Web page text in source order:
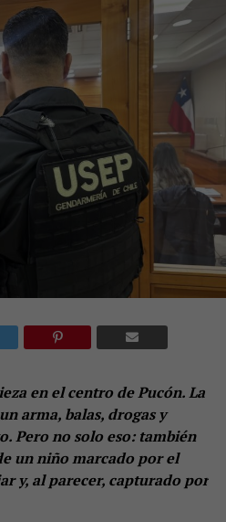
en el centro de Pucón. La
arma, balas, drogas y
Pero no solo eso: también
un niño marcado por el
y, al parecer, capturado por